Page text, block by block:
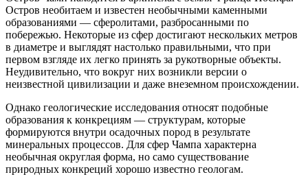
Остров необитаем и известен необычными каменными
образованиями — сферолитами, разбросанными по
побережью. Некоторые из сфер достигают нескольких метров
в диаметре и выглядят настолько правильными, что при
первом взгляде их легко принять за рукотворные объекты.
Неудивительно, что вокруг них возникли версии о
неизвестной цивилизации и даже внеземном происхождении.
Однако геологические исследования относят подобные
образования к конкрециям — структурам, которые
формируются внутри осадочных пород в результате
минеральных процессов. Для сфер Чампа характерна
необычная округлая форма, но само существование
природных конкреций хорошо известно геологам.